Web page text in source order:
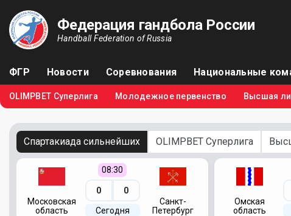
Федерация гандбола России
Handball Federation of Russia
ФГР Новости Соревнования Национальные
OLIMPBET Суперлига Молодежное первенство Высшая
Спартакиада сильнейших OLIMPBET Суперлига
Московская
область
08:30
0 0
Сегодня
Санкт-
Петербург
Омская
область